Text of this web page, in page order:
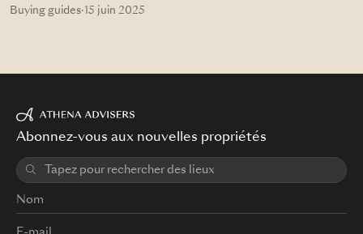
Buying guides· 15 juin 2025
Abonnez-vous aux nouvelles propriétés